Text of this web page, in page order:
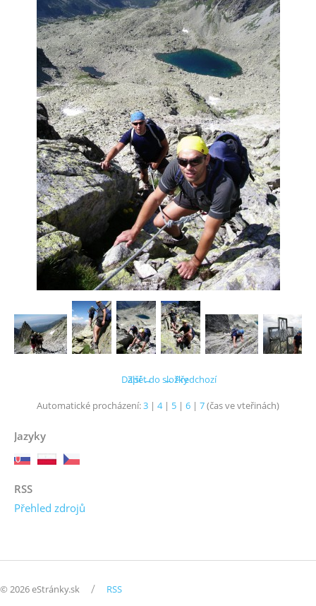
← Předchozí
Další →
Zpět do složky
Automatické procházení:3 | 4| 5 | 6 | 7(čas ve vteřinách)
Jazyky
RSS
Přehled zdrojů
© 2026 eStránky.sk / RSS